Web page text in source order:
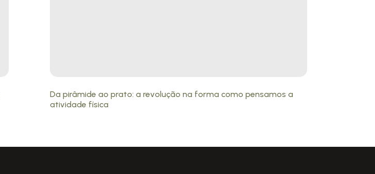
Da pirâmide ao prato: a revolução na forma como pensamos a
atividade física